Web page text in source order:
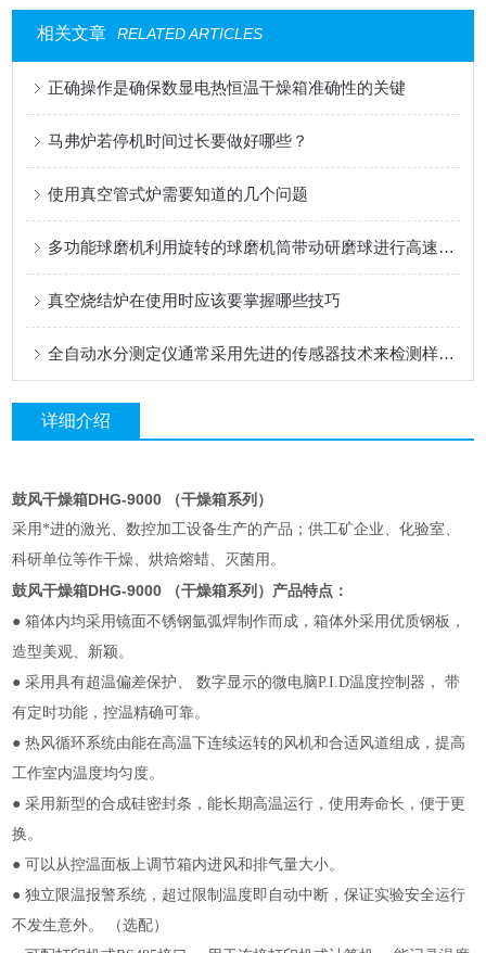
相关文章 RELATED ARTICLES
正确操作是确保数显电热恒温干燥箱准确性的关键
马弗炉若停机时间过长要做好哪些？
使用真空管式炉需要知道的几个问题
多功能球磨机利用旋转的球磨机筒带动研磨球进行高速度的冲击和研磨
真空烧结炉在使用时应该要掌握哪些技巧
全自动水分测定仪通常采用先进的传感器技术来检测样品中的水分
详细介绍
鼓风干燥箱DHG-9000 （干燥箱系列）
采用*进的激光、数控加工设备生产的产品；供工矿企业、化验室、
科研单位等作干燥、烘焙熔蜡、灭菌用。
鼓风干燥箱DHG-9000 （干燥箱系列） 产品特点：
● 箱体内均采用镜面不锈钢氩弧焊制作而成，箱体外采用优质钢板，
造型美观、新颖。
● 采用具有超温偏差保护、 数字显示的微电脑P.I.D温度控制器， 带
有定时功能，控温精确可靠。
● 热风循环系统由能在高温下连续运转的风机和合适风道组成，提高
工作室内温度均匀度。
● 采用新型的合成硅密封条，能长期高温运行，使用寿命长，便于更
换。
● 可以从控温面板上调节箱内进风和排气量大小。
● 独立限温报警系统，超过限制温度即自动中断，保证实验安全运行
不发生意外。 （选配）